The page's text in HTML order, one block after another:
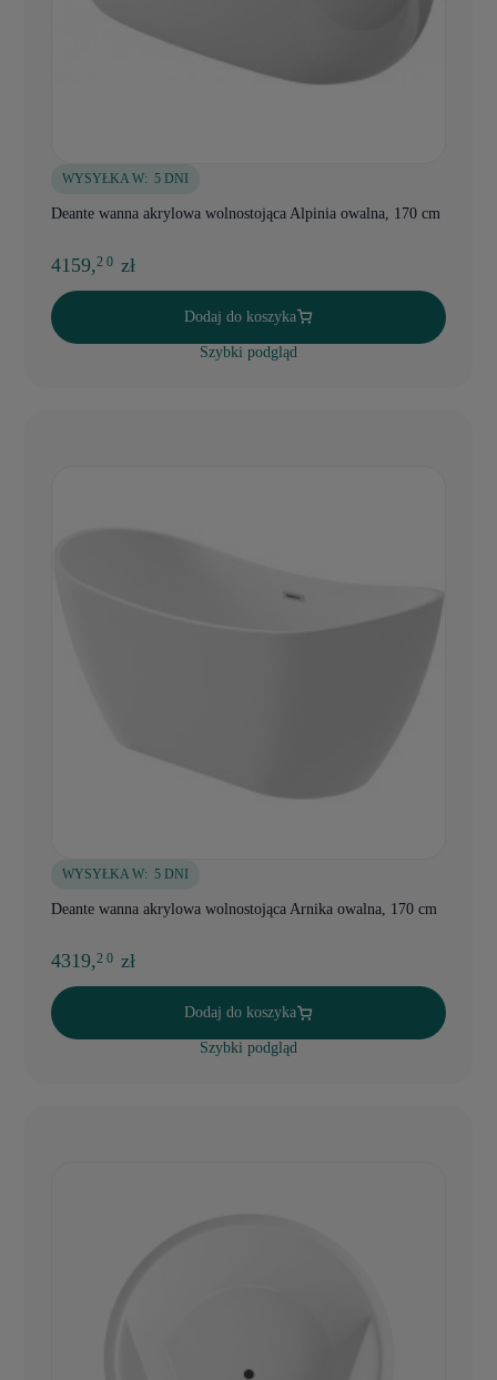
WYSYŁKA W: 5 DNI
Deante wanna akrylowa wolnostojąca Alpinia owalna, 170 cm
4159,2 0 zł
Dodaj do koszyka
Szybki podgląd
WYSYŁKA W: 5 DNI
Deante wanna akrylowa wolnostojąca Arnika owalna, 170 cm
4319,2 0 zł
Dodaj do koszyka
Szybki podgląd